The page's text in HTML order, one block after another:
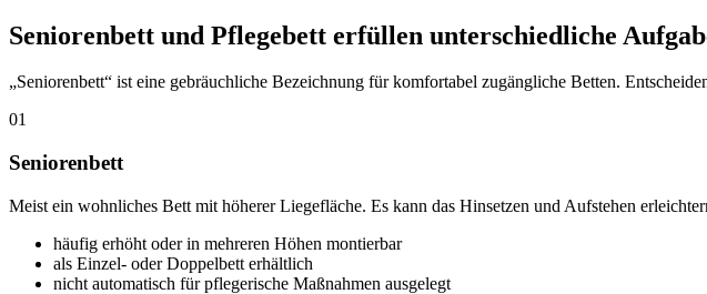
Seniorenbett und Pflegebett erfüllen unterschiedliche
„Seniorenbett“ ist eine gebräuchliche Bezeichnung für komfortabel zugängliche Betten.
01
Seniorenbett
Meist ein wohnliches Bett mit höherer Liegefläche. Es kann das Hinsetzen und Aufstehen
häufig erhöht oder in mehreren Höhen montierbar
als Einzel- oder Doppelbett erhältlich
nicht automatisch für pflegerische Maßnahmen ausgelegt